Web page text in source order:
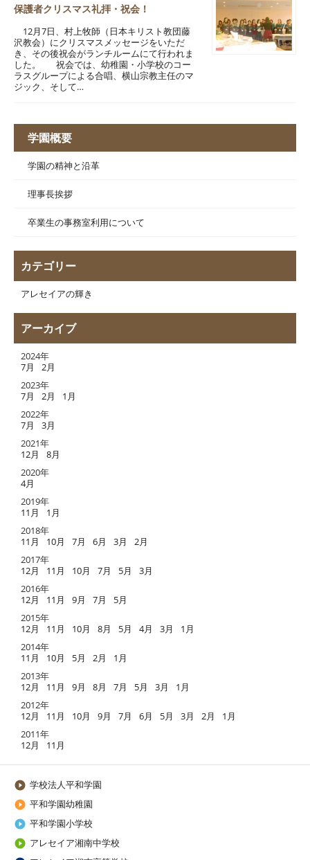
保護者クリスマス礼拝・祝会！
12月7日、村上牧師（日本キリスト教団藤
沢教会）にクリスマスメッセージをいただ
き、その後祝会がランチルームにて行われま
した。 祝会では、幼稚園・小学校のコー
ラスグループによる合唱、横山宗教主任のマ
ジック、そして…
学園概要
学園の精神と沿革
理事長挨拶
卒業生の事務室利用について
カテゴリー
アレセイアの輝き
アーカイブ
2024年
7月
2月
2023年
7月
2月
1月
2022年
7月
3月
2021年
12月
8月
2020年
4月
2019年
11月
1月
2018年
11月
10月 7月 6月 3月
2月
2017年
12月
11月 10月 7月 5月
3月
2016年
12月
11月 9月 7月
5月
2015年
12月
11月 10月 8月 5月 4月 3月
1月
2014年
11月
10月 5月 2月
1月
2013年
12月
11月 9月 8月 7月 5月 3月
1月
2012年
12月
11月 10月 9月 7月 6月 5月 3月 2月
1月
2011年
12月
11月
 学校法人平和学園
 平和学園幼稚園
 平和学園小学校
 アレセイア湘南中学校